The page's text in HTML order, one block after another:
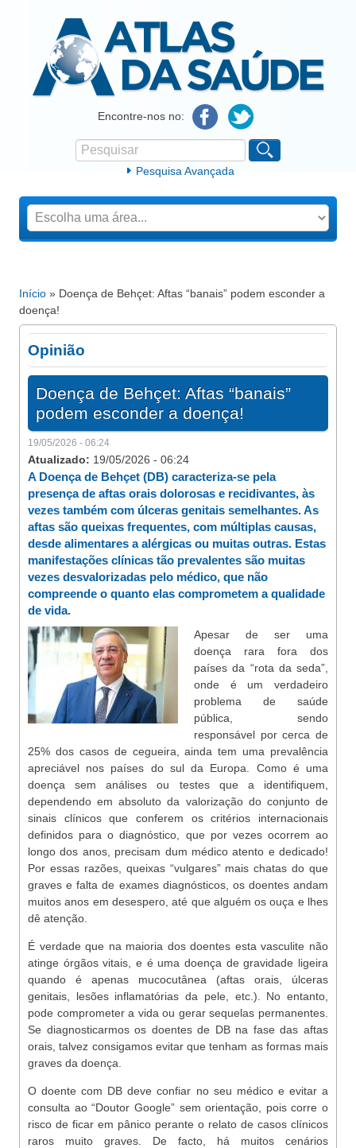
Atlas da SaúdeEncontre-nos no:
Formulário de procura
Pesquisar
Pesquisa Avançada
Está aqui
Início » Doença de Behçet: Aftas “banais” podem esconder a
doença!
Opinião
Doença de Behçet: Aftas “banais”
podem esconder a doença!
19/05/2026 - 06:24
Atualizado: 19/05/2026 - 06:24
A Doença de Behçet (DB) caracteriza-se pela
presença de aftas orais dolorosas e recidivantes, às
vezes também com úlceras genitais semelhantes. As
aftas são queixas frequentes, com múltiplas causas,
desde alimentares a alérgicas ou muitas outras. Estas
manifestações clínicas tão prevalentes são muitas
vezes desvalorizadas pelo médico, que não
compreende o quanto elas comprometem a qualidade
de vida.
Apesar de ser uma
doença rara fora dos
países da “rota da seda”,
onde é um verdadeiro
problema de saúde
pública, sendo
responsável por cerca de
25% dos casos de cegueira, ainda tem uma prevalência
apreciável nos países do sul da Europa. Como é uma
doença sem análises ou testes que a identifiquem,
dependendo em absoluto da valorização do conjunto de
sinais clínicos que conferem os critérios internacionais
definidos para o diagnóstico, que por vezes ocorrem ao
longo dos anos, precisam dum médico atento e dedicado!
Por essas razões, queixas “vulgares” mais chatas do que
graves e falta de exames diagnósticos, os doentes andam
muitos anos em desespero, até que alguém os ouça e lhes
dê atenção.
É verdade que na maioria dos doentes esta vasculite não
atinge órgãos vitais, e é uma doença de gravidade ligeira
quando é apenas mucocutânea (aftas orais, úlceras
genitais, lesões inflamatórias da pele, etc.). No entanto,
pode comprometer a vida ou gerar sequelas permanentes.
Se diagnosticarmos os doentes de DB na fase das aftas
orais, talvez consigamos evitar que tenham as formas mais
graves da doença.
O doente com DB deve confiar no seu médico e evitar a
consulta ao “Doutor Google” sem orientação, pois corre o
risco de ficar em pânico perante o relato de casos clínicos
raros muito graves. De facto, há muitos cenários